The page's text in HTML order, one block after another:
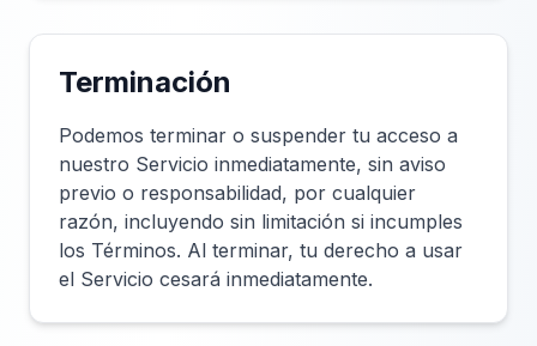
Terminación
Podemos terminar o suspender tu acceso a
nuestro Servicio inmediatamente, sin aviso
previo o responsabilidad, por cualquier
razón, incluyendo sin limitación si incumples
los Términos. Al terminar, tu derecho a usar
el Servicio cesará inmediatamente.